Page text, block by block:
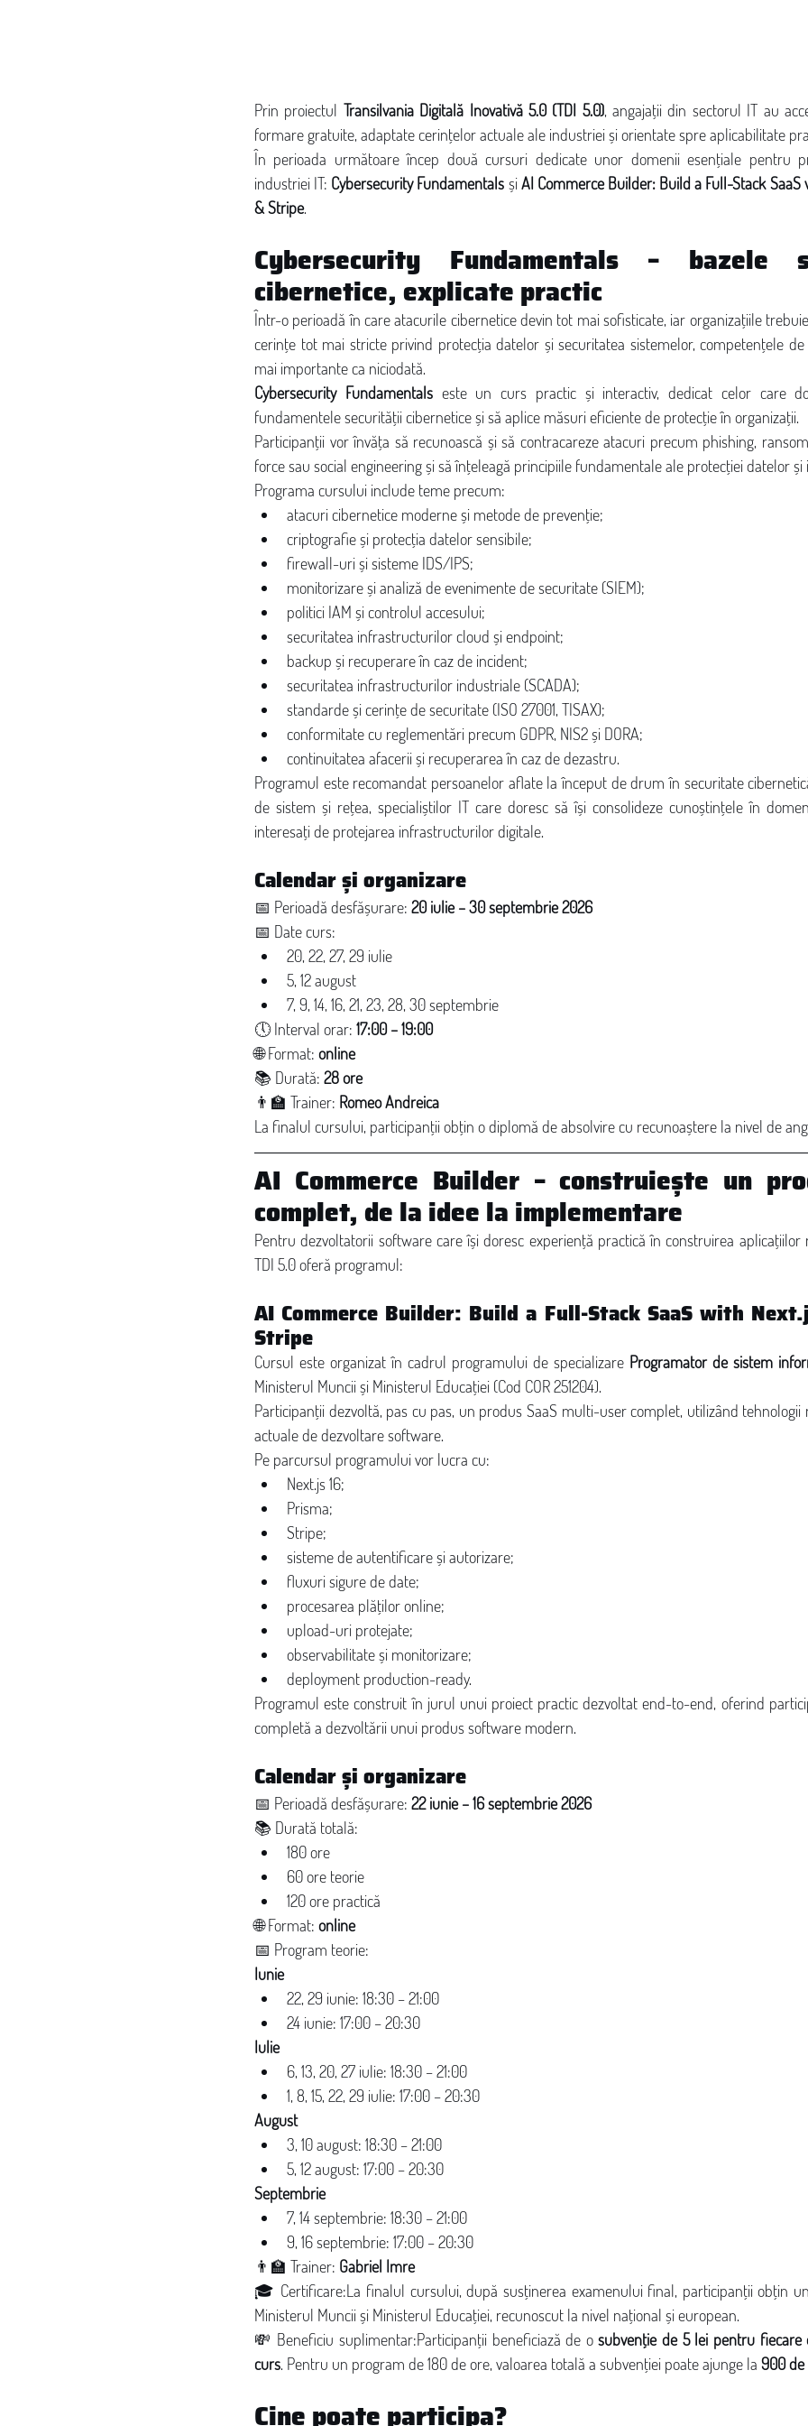
Prin proiectul Transilvania Digitală Inovativă 5.0 (TDI 5.0), angajații din sectorul IT au
formare gratuite, adaptate cerințelor actuale ale industriei și orientate spre aplicabilitate
În perioada următoare încep două cursuri dedicate unor domenii esențiale pentru
industriei IT: Cybersecurity Fundamentals și AI Commerce Builder: Build a Full-Stack SaaS
& Stripe.
Cybersecurity Fundamentals – bazele
cibernetice, explicate practic
Într-o perioadă în care atacurile cibernetice devin tot mai sofisticate, iar organizațiile
cerințe tot mai stricte privind protecția datelor și securitatea sistemelor, competențele
mai importante ca niciodată.
Cybersecurity Fundamentals este un curs practic și interactiv, dedicat celor care
fundamentele securității cibernetice și să aplice măsuri eficiente de protecție în organizații.
Participanții vor învăța să recunoască și să contracareze atacuri precum phishing,
force sau social engineering și să înțeleagă principiile fundamentale ale protecției datelor
Programa cursului include teme precum:
atacuri cibernetice moderne și metode de prevenție;
criptografie și protecția datelor sensibile;
firewall-uri și sisteme IDS/IPS;
monitorizare și analiză de evenimente de securitate (SIEM);
politici IAM și controlul accesului;
securitatea infrastructurilor cloud și endpoint;
backup și recuperare în caz de incident;
securitatea infrastructurilor industriale (SCADA);
standarde și cerințe de securitate (ISO 27001, TISAX);
conformitate cu reglementări precum GDPR, NIS2 și DORA;
continuitatea afacerii și recuperarea în caz de dezastru.
Programul este recomandat persoanelor aflate la început de drum în securitate
de sistem și rețea, specialiștilor IT care doresc să își consolideze cunoștințele în
interesați de protejarea infrastructurilor digitale.
Calendar și organizare
📅 Perioadă desfășurare: 20 iulie – 30 septembrie 2026
📅 Date curs:
20, 22, 27, 29 iulie
5, 12 august
7, 9, 14, 16, 21, 23, 28, 30 septembrie
🕔 Interval orar: 17:00 – 19:00
🌐 Format: online
📚 Durată: 28 ore
👨‍🏫 Trainer: Romeo Andreica
La finalul cursului, participanții obțin o diplomă de absolvire cu recunoaștere la nivel de
AI Commerce Builder – construiește un
complet, de la idee la implementare
Pentru dezvoltatorii software care își doresc experiență practică în construirea aplicațiilor
TDI 5.0 oferă programul:
AI Commerce Builder: Build a Full-Stack SaaS with
Stripe
Cursul este organizat în cadrul programului de specializare Programator de sistem
Ministerul Muncii și Ministerul Educației (Cod COR 251204).
Participanții dezvoltă, pas cu pas, un produs SaaS multi-user complet, utilizând tehnologii
actuale de dezvoltare software.
Pe parcursul programului vor lucra cu:
Next.js 16;
Prisma;
Stripe;
sisteme de autentificare și autorizare;
fluxuri sigure de date;
procesarea plăților online;
upload-uri protejate;
observabilitate și monitorizare;
deployment production-ready.
Programul este construit în jurul unui proiect practic dezvoltat end-to-end, oferind
completă a dezvoltării unui produs software modern.
Calendar și organizare
📅 Perioadă desfășurare: 22 iunie – 16 septembrie 2026
📚 Durată totală:
180 ore
60 ore teorie
120 ore practică
🌐 Format: online
📅 Program teorie:
Iunie
22, 29 iunie: 18:30 – 21:00
24 iunie: 17:00 – 20:30
Iulie
6, 13, 20, 27 iulie: 18:30 – 21:00
1, 8, 15, 22, 29 iulie: 17:00 – 20:30
August
3, 10 august: 18:30 – 21:00
5, 12 august: 17:00 – 20:30
Septembrie
7, 14 septembrie: 18:30 – 21:00
9, 16 septembrie: 17:00 – 20:30
👨‍🏫 Trainer: Gabriel Imre
🎓 Certificare:La finalul cursului, după susținerea examenului final, participanții obțin
Ministerul Muncii și Ministerul Educației, recunoscut la nivel național și european.
💸 Beneficiu suplimentar:Participanții beneficiază de o subvenție de 5 lei pentru fiecare
curs. Pentru un program de 180 de ore, valoarea totală a subvenției poate ajunge la 900 de
Cine poate participa?